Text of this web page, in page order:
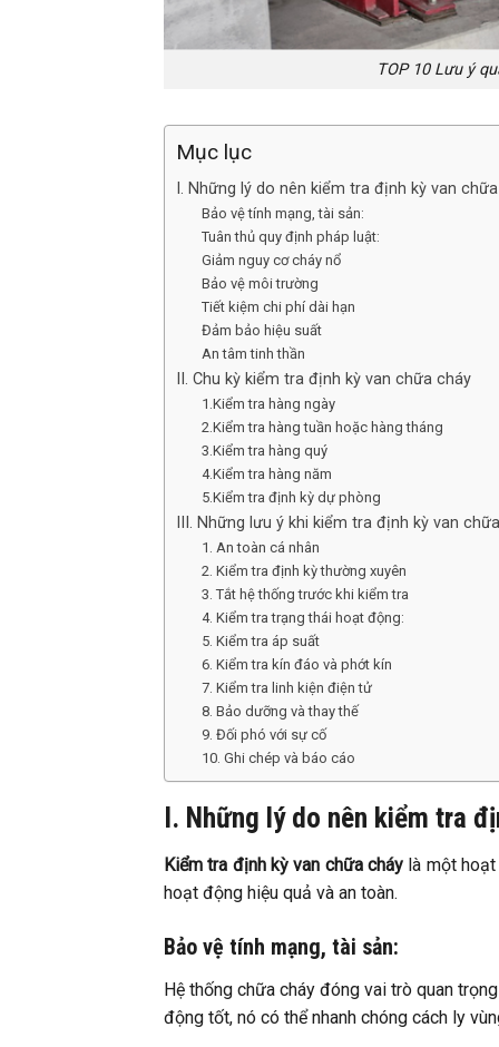
TOP 10 Lưu ý
Mục lục
I. Những lý do nên kiểm tra định kỳ van
Bảo vệ tính mạng, tài sản:
Tuân thủ quy định pháp luật:
Giảm nguy cơ cháy nổ
Bảo vệ môi trường
Tiết kiệm chi phí dài hạn
Đảm bảo hiệu suất
An tâm tinh thần
II. Chu kỳ kiểm tra định kỳ van chữa cháy
1.Kiểm tra hàng ngày
2.Kiểm tra hàng tuần hoặc hàng tháng
3.Kiểm tra hàng quý
4.Kiểm tra hàng năm
5.Kiểm tra định kỳ dự phòng
III. Những lưu ý khi kiểm tra định kỳ van
1. An toàn cá nhân
2. Kiểm tra định kỳ thường xuyên
3. Tắt hệ thống trước khi kiểm tra
4. Kiểm tra trạng thái hoạt động:
5. Kiểm tra áp suất
6. Kiểm tra kín đáo và phớt kín
7. Kiểm tra linh kiện điện tử
8. Bảo dưỡng và thay thế
9. Đối phó với sự cố
10. Ghi chép và báo cáo
I. Những lý do nên kiểm tra
Kiểm tra định kỳ van chữa cháy là một
hoạt động hiệu quả và an toàn.
Bảo vệ tính mạng, tài sản:
Hệ thống chữa cháy đóng vai trò quan
động tốt, nó có thể nhanh chóng cách ly